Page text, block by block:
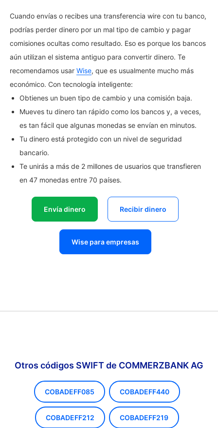
Cuando envías o recibes una transferencia wire con tu banco,
podrías perder dinero por un mal tipo de cambio y pagar
comisiones ocultas como resultado. Eso es porque los bancos
aún utilizan el sistema antiguo para convertir dinero. Te
recomendamos usar Wise, que es usualmente mucho más
económico. Con tecnología inteligente:
Obtienes un buen tipo de cambio y una comisión baja.
Mueves tu dinero tan rápido como los bancos y, a veces,
es tan fácil que algunas monedas se envían en minutos.
Tu dinero está protegido con un nivel de seguridad
bancario.
Te unirás a más de 2 millones de usuarios que transfieren
en 47 monedas entre 70 países.
Envía dinero Recibir dinero
Wise para empresas
Otros códigos SWIFT de COMMERZBANK AG
COBADEFF085 COBADEFF440
COBADEFF212 COBADEFF219